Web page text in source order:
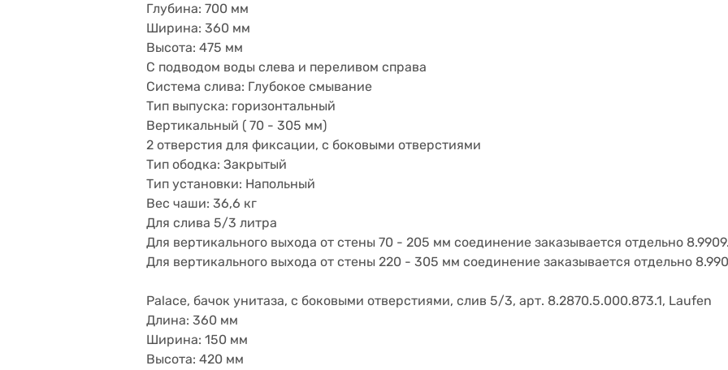
Глубина: 700 мм
Ширина: 360 мм
Высота: 475 мм
С подводом воды слева и переливом справа
Система слива: Глубокое смывание
Тип выпуска: горизонтальный
Вертикальный ( 70 - 305 мм)
2 отверстия для фиксации, с боковыми отверстиями
Тип ободка: Закрытый
Тип установки: Напольный
Вес чаши: 36,6 кг
Для слива 5/3 литра
Для вертикального выхода от стены 70 - 205 мм соединение заказывается отдельно
Для вертикального выхода от стены 220 - 305 мм соединение заказывается отдельно
Palace, бачок унитаза, с боковыми отверстиями, слив 5/3, арт. 8.2870.5.000.873.1, Laufen
Длина: 360 мм
Ширина: 150 мм
Высота: 420 мм